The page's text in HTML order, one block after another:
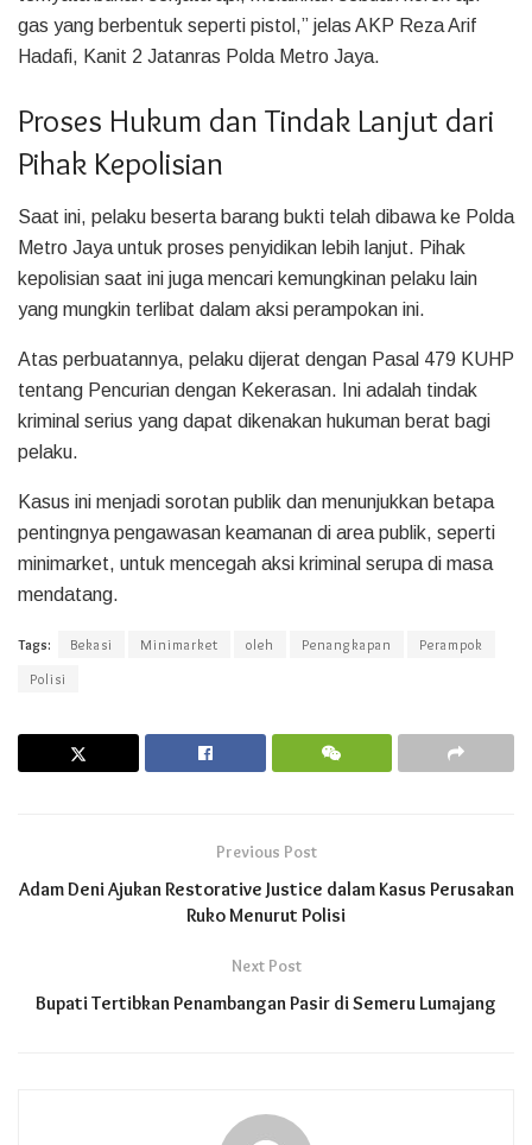
gas yang berbentuk seperti pistol,” jelas AKP Reza Arif
Hadafi, Kanit 2 Jatanras Polda Metro Jaya.
Proses Hukum dan Tindak Lanjut dari
Pihak Kepolisian
Saat ini, pelaku beserta barang bukti telah dibawa ke Polda
Metro Jaya untuk proses penyidikan lebih lanjut. Pihak
kepolisian saat ini juga mencari kemungkinan pelaku lain
yang mungkin terlibat dalam aksi perampokan ini.
Atas perbuatannya, pelaku dijerat dengan Pasal 479 KUHP
tentang Pencurian dengan Kekerasan. Ini adalah tindak
kriminal serius yang dapat dikenakan hukuman berat bagi
pelaku.
Kasus ini menjadi sorotan publik dan menunjukkan betapa
pentingnya pengawasan keamanan di area publik, seperti
minimarket, untuk mencegah aksi kriminal serupa di masa
mendatang.
Tags: Bekasi Minimarket oleh Penangkapan
Perampok
Polisi
Previous Post
Adam Deni Ajukan Restorative Justice dalam Kasus Perusakan
Ruko Menurut Polisi
Next Post
Bupati Tertibkan Penambangan Pasir di Semeru Lumajang